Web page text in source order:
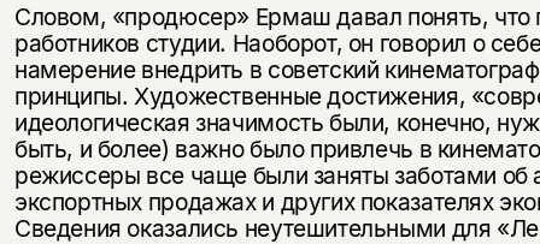
Словом, «продюсер» Ермаш давал понять, что
работников студии. Наоборот, он говорил о
намерение внедрить в советский
принципы. Художественные достижения,
идеологическая значимость были, конечно,
быть, и более) важно было привлечь в
режиссеры все чаще были заняты заботами об
экспортных продажах и других показателях
Сведения оказались неутешительными для